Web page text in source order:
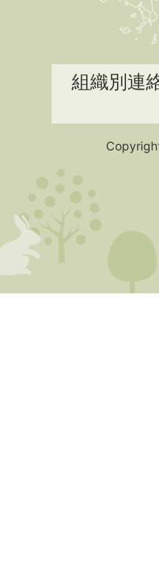
組織別連